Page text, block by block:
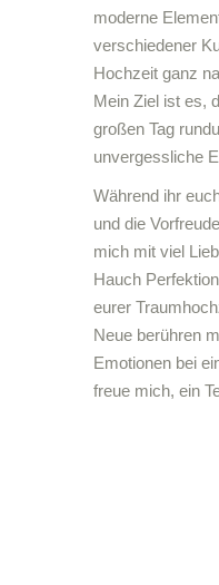
moderne
verschiedener
Hochzeit ganz
Mein Ziel ist es,
großen Tag
unvergessliche
Während ihr
und die
mich mit viel
Hauch
eurer
Neue berühren
Emotionen bei
freue mich, ein